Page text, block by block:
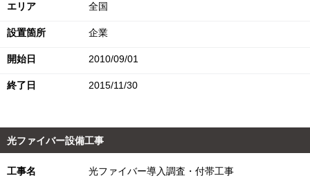
エリア 全国
設置箇所 企業
開始日 2010/09/01
終了日 2015/11/30
光ファイバー設備工事
工事名 光ファイバー導入調査・付帯工事